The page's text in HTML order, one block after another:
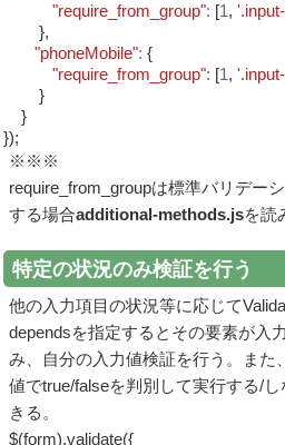
"require_from_group": [1,
},
"phoneMobile": {
"require_from_group": [1,
}
}
});
※※※
require_from_groupは標準バリデー
する場合additional-methods.jsを読
特定の状況のみ検証を行う
他の入力項目の状況等に応じて
dependsを指定するとその要素が入
み、自分の入力値検証を行う。また
値でtrue/falseを判別して実行する/
きる。
$(form).validate({